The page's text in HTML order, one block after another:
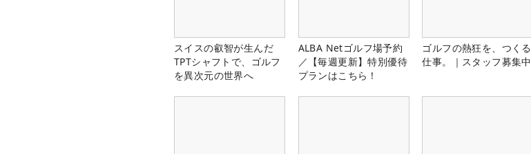
スイスの叡智が生んだ
TPTシャフトで、ゴルフ
を異次元の世界へ
ALBA Netゴルフ場予約
／【毎週更新】特別優待
プランはこちら！
ゴルフの熱狂を、つくる
仕事。｜スタッフ募集中